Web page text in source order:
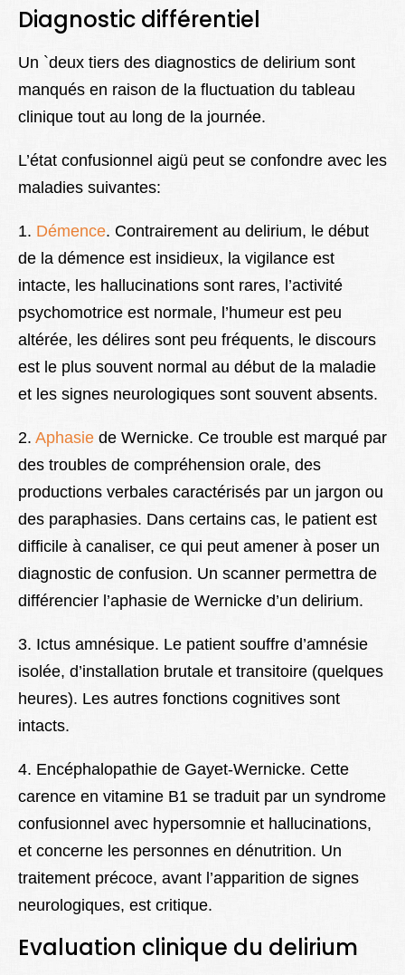
Diagnostic différentiel
Un `deux tiers des diagnostics de delirium sont
manqués en raison de la fluctuation du tableau
clinique tout au long de la journée.
L’état confusionnel aigü peut se confondre avec les
maladies suivantes:
1. Démence. Contrairement au delirium, le début
de la démence est insidieux, la vigilance est
intacte, les hallucinations sont rares, l’activité
psychomotrice est normale, l’humeur est peu
altérée, les délires sont peu fréquents, le discours
est le plus souvent normal au début de la maladie
et les signes neurologiques sont souvent absents.
2. Aphasie de Wernicke. Ce trouble est marqué par
des troubles de compréhension orale, des
productions verbales caractérisés par un jargon ou
des paraphasies. Dans certains cas, le patient est
difficile à canaliser, ce qui peut amener à poser un
diagnostic de confusion. Un scanner permettra de
différencier l’aphasie de Wernicke d’un delirium.
3. Ictus amnésique. Le patient souffre d’amnésie
isolée, d’installation brutale et transitoire (quelques
heures). Les autres fonctions cognitives sont
intacts.
4. Encéphalopathie de Gayet-Wernicke. Cette
carence en vitamine B1 se traduit par un syndrome
confusionnel avec hypersomnie et hallucinations,
et concerne les personnes en dénutrition. Un
traitement précoce, avant l’apparition de signes
neurologiques, est critique.
Evaluation clinique du delirium